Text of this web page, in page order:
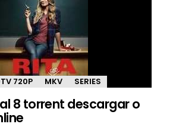
720P MKV SERIES
8 torrent descargar o